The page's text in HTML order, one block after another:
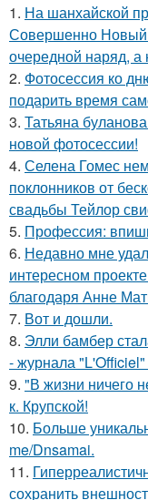
1. На шанхайской
Совершенно Новый
очередной наряд,
2. Фотосессия ко
подарить время
3. Татьяна
новой фотосессии!
4. Селена Гомес
поклонников от
свадьбы Тейлор
5. Профессия:
6. Недавно мне
интересном
благодаря Анне
7. Вот и дошли.
8. Элли бамбер
- журнала
9. "В жизни ничего
к. Крупской!
10. Больше
me/Dnsamai.
11.
сохранить